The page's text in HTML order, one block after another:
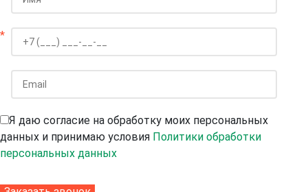
*
Я даю согласие на обработку моих персональных
данных и принимаю условия Политики обработки
персональных данных